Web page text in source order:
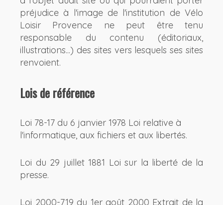
préjudice à l'image de l'institution de Vélo
Loisir Provence ne peut être tenu
responsable du contenu (éditoriaux,
illustrations...) des sites vers lesquels ses sites
renvoient.
Lois de référence
Loi 78-17 du 6 janvier 1978 Loi relative à
l'informatique, aux fichiers et aux libertés.
Loi du 29 juillet 1881 Loi sur la liberté de la
presse.
Loi 2000-719 du 1er août 2000 Extrait de la